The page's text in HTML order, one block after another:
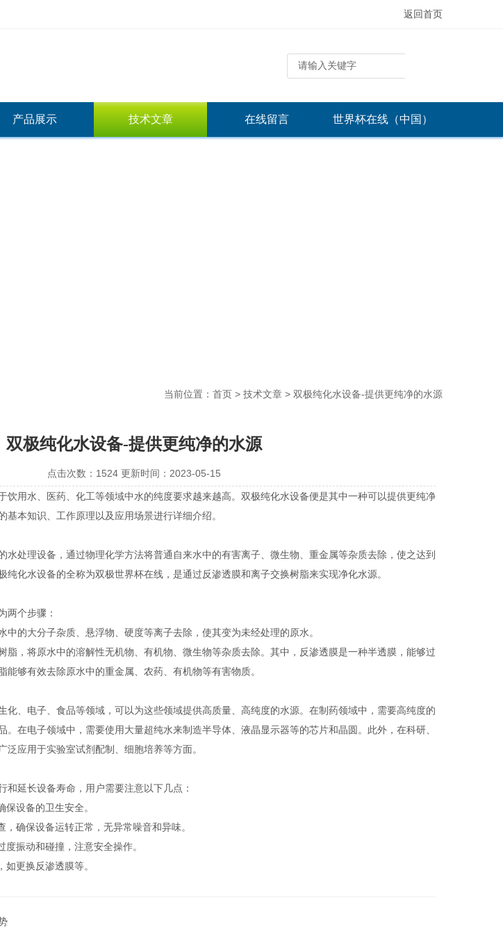
返回首页
产品展示 技术文章 在线留言 世界杯在线（中国）
当前位置： 首页 > 技术文章 > 双极纯化水设备-提供更纯净的水源
双极纯化水设备-提供更纯净的水源
点击次数：1524 更新时间：2023-05-15
用水、医药、化工等领域中水的纯度要求越来越高。双极纯化水设备便是其中一种可以提供更纯净
本知识、工作原理以及应用场景进行详细介绍。
水处理设备，通过物理化学方法将普通自来水中的有害离子、微生物、重金属等杂质去除，使之达到
纯化水设备的全称为双极世界杯在线，是通过反渗透膜和离子交换树脂来实现净化水源。
个步骤：
的大分子杂质、悬浮物、硬度等离子去除，使其变为未经处理的原水。
，将原水中的溶解性无机物、有机物、微生物等杂质去除。其中，反渗透膜是一种半透膜，能够过
够有效去除原水中的重金属、农药、有机物等有害物质。
、电子、食品等领域，可以为这些领域提供高质量、高纯度的水源。在制药领域中，需要高纯度的
。在电子领域中，需要使用大量超纯水来制造半导体、液晶显示器等的芯片和晶圆。此外，在科研、
应用于实验室试剂配制、细胞培养等方面。
延长设备寿命，用户需要注意以下几点：
设备的卫生安全。
确保设备运转正常，无异常噪音和异味。
振动和碰撞，注意安全操作。
更换反渗透膜等。